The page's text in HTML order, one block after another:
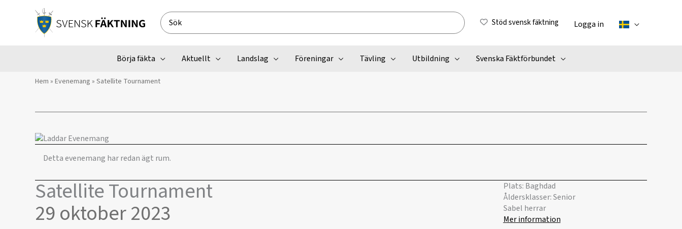
Search
for:
Stöd svensk fäktning Logga in
Börja fäkta Aktuellt Landslag Föreningar Tävling Utbildning Svenska Fäktförbundet
Hem » Evenemang » Satellite Tournament
Detta evenemang har redan ägt rum.
Satellite Tournament
29 oktober 2023
Plats: Baghdad
Åldersklasser: Senior
Sabel herrar
Mer information